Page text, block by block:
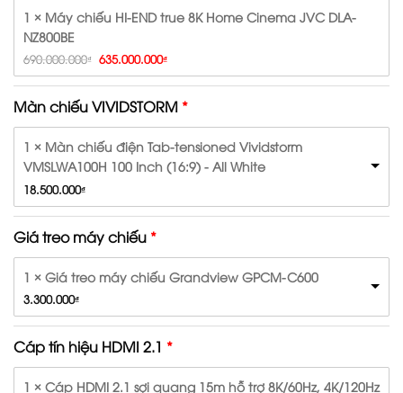
1 × Máy chiếu HI-END true 8K Home Cinema JVC DLA-
NZ800BE
690.000.000₫
Giá
gốc
là:
690.000.000₫.
635.000.000₫Giá
hiện
tại
là:
Màn chiếu VIVIDSTORM
1 × Màn chiếu điện Tab-tensioned Vividstorm
VMSLWA100H 100 Inch (16:9) - All White
18.500.000₫
Giá treo máy chiếu
1 × Giá treo máy chiếu Grandview GPCM-C600
3.300.000₫
Cáp tín hiệu HDMI 2.1
1 × Cáp HDMI 2.1 sợi quang 15m hỗ trợ 8K/60Hz, 4K/120Hz